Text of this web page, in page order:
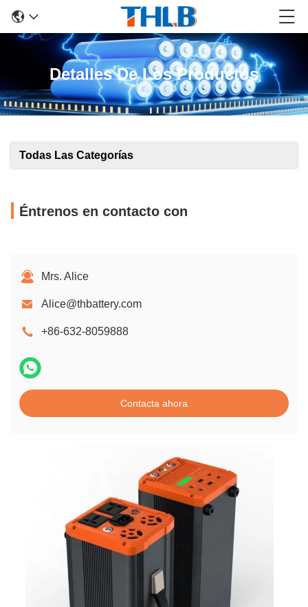
Detalles De Los Productos
Todas Las Categorías
Éntrenos en contacto con
Mrs. Alice
Alice@thbattery.com
+86-632-8059888
Contacta ahora